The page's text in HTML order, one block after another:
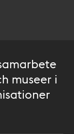
museer i